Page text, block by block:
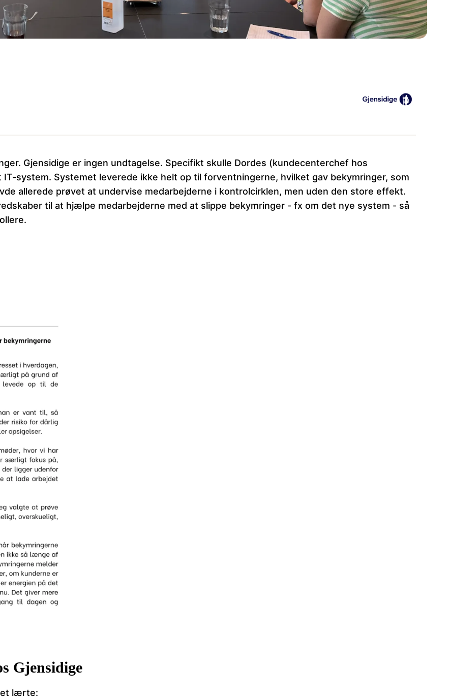
Gjensidige er ingen undtagelse. Specifikt skulle Dordes (kundecenterchef hos
system. Systemet leverede ikke helt op til forventningerne, hvilket gav bekymringer, som
allerede prøvet at undervise medarbejderne i kontrolcirklen, men uden den store effekt.
til at hjælpe medarbejderne med at slippe bekymringer - fx om det nye system - så
Gjensidige
lærte: